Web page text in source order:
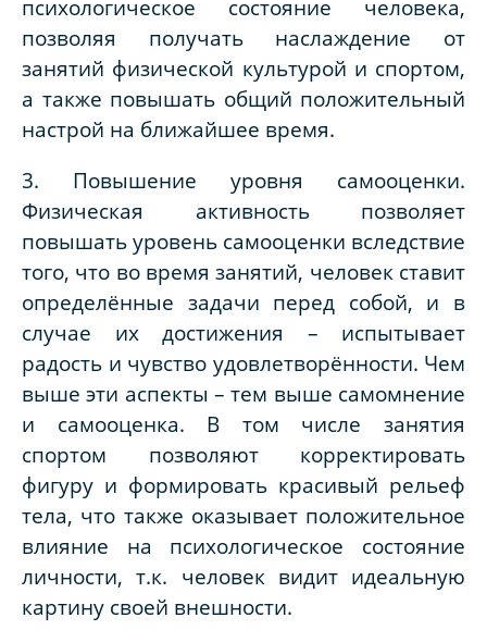
психологическое состояние человека,
позволяя получать наслаждение от
занятий физической культурой и спортом,
а также повышать общий положительный
настрой на ближайшее время.
3. Повышение уровня самооценки.
Физическая активность позволяет
повышать уровень самооценки вследствие
того, что во время занятий, человек ставит
определённые задачи перед собой, и в
случае их достижения – испытывает
радость и чувство удовлетворённости. Чем
выше эти аспекты – тем выше самомнение
и самооценка. В том числе занятия
спортом позволяют корректировать
фигуру и формировать красивый рельеф
тела, что также оказывает положительное
влияние на психологическое состояние
личности, т.к. человек видит идеальную
картину своей внешности.